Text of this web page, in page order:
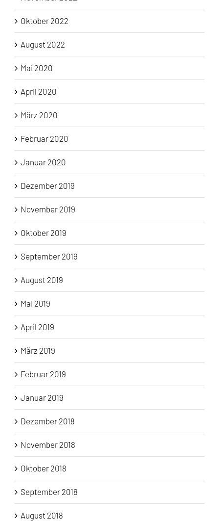
Oktober 2022
August 2022
Mai 2020
April 2020
März 2020
Februar 2020
Januar 2020
Dezember 2019
November 2019
Oktober 2019
September 2019
August 2019
Mai 2019
April 2019
März 2019
Februar 2019
Januar 2019
Dezember 2018
November 2018
Oktober 2018
September 2018
August 2018